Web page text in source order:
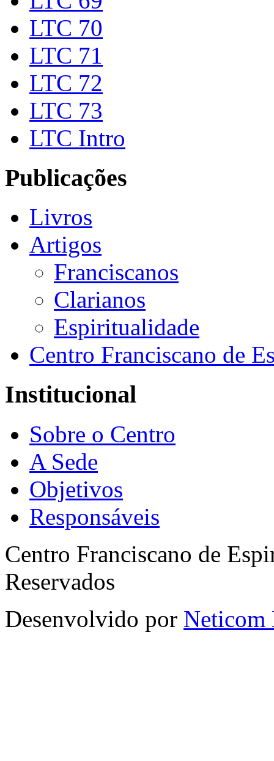
LTC 70
LTC 71
LTC 72
LTC 73
LTC Intro
Publicações
Livros
Artigos
Franciscanos
Clarianos
Espiritualidade
Centro Franciscano de
Institucional
Sobre o Centro
A Sede
Objetivos
Responsáveis
Centro Franciscano de
Reservados
Desenvolvido por Neticom